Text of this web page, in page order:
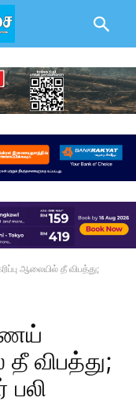
ஆலையில் தீ விபத்து;
தீ விபத்து;
பலி